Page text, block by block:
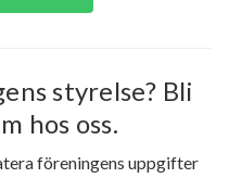
styrelse? Bli
hos oss.
föreningens uppgifter